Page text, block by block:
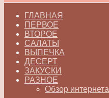
ГЛАВНАЯ
ПЕРВОЕ
ВТОРОЕ
САЛАТЫ
ВЫПЕЧКА
ДЕСЕРТ
ЗАКУСКИ
РАЗНОЕ
Обзор интернета